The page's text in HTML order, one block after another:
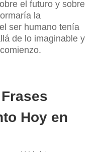
el futuro y sobre
la
ser humano tenía
de lo imaginable y
Hoy en